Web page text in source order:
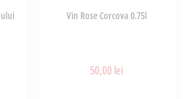
Vin Rose Corcova 0.75l
50,00 lei